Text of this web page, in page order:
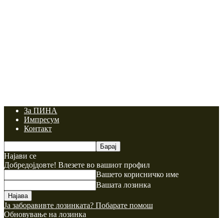
За ПИНА
Импресум
Контакт
Најави се
Добредојдовте! Влезете во вашиот профил
Вашето корисничко име
Вашата лозинка
Ја заборавивте лозинката? Побарате помош
Обновување на лозинка